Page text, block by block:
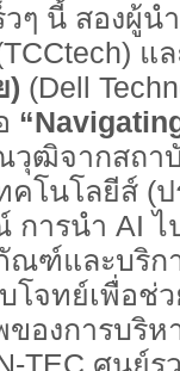
นี้ สองผู้นำ
แ
) (Dell
ฒิจากสถา
คโนโลยีส์ (
การนำ AI
ณฑ์และบริก
โจทย์เพื่อช่
องการบริห
ศูนย์รว